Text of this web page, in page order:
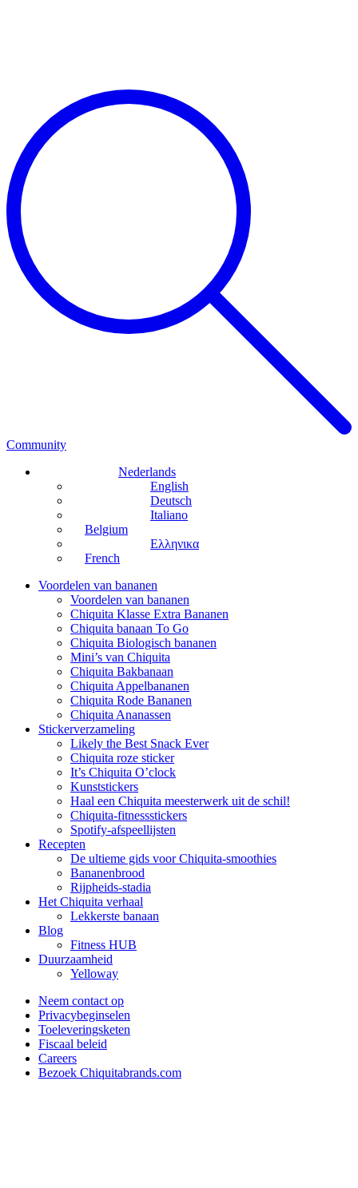
Community
Nederlands
English
Deutsch
Italiano
Belgium
Ελληνικα
French
Voordelen van bananen
Voordelen van bananen
Chiquita Klasse Extra Bananen
Chiquita banaan To Go
Chiquita Biologisch bananen
Mini’s van Chiquita
Chiquita Bakbanaan
Chiquita Appelbananen
Chiquita Rode Bananen
Chiquita Ananassen
Stickerverzameling
Likely the Best Snack Ever
Chiquita roze sticker
It’s Chiquita O’clock
Kunststickers
Haal een Chiquita meesterwerk uit de schil!
Chiquita-fitnessstickers
Spotify-afspeellijsten
Recepten
De ultieme gids voor Chiquita-smoothies
Bananenbrood
Rijpheids-stadia
Het Chiquita verhaal
Lekkerste banaan
Blog
Fitness HUB
Duurzaamheid
Yelloway
Neem contact op
Privacybeginselen
Toeleveringsketen
Fiscaal beleid
Careers
Bezoek Chiquitabrands.com